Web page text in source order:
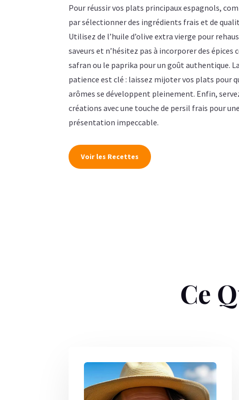
Pour réussir vos plats principaux espagnols,
par sélectionner des ingrédients frais et de
Utilisez de l’huile d’olive extra vierge pour
saveurs et n’hésitez pas à incorporer des épices
safran ou le paprika pour un goût authentique. La
patience est clé : laissez mijoter vos plats pour
arômes se développent pleinement. Enfin,
créations avec une touche de persil frais pour une
présentation impeccable.
Voir les Recettes
Ce